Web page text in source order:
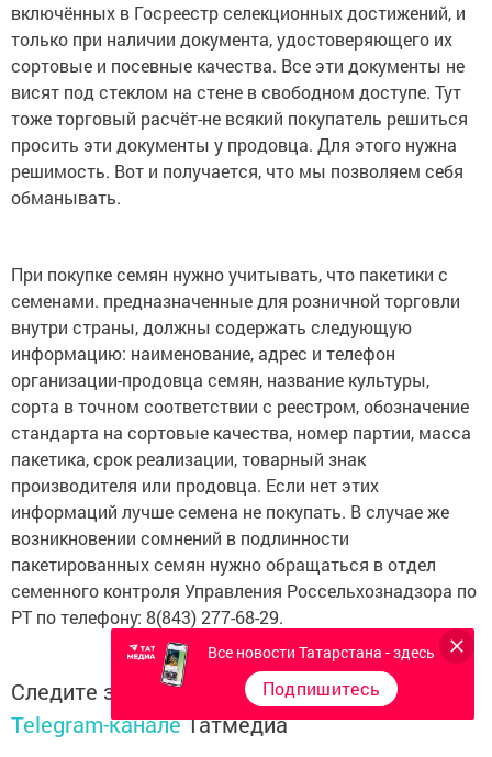
включённых в Госреестр селекционных достижений, и
только при наличии документа, удостоверяющего их
сортовые и посевные качества. Все эти документы не
висят под стеклом на стене в свободном доступе. Тут
тоже торговый расчёт-не всякий покупатель решиться
просить эти документы у продовца. Для этого нужна
решимость. Вот и получается, что мы позволяем себя
обманывать.
При покупке семян нужно учитывать, что пакетики с
семенами. предназначенные для розничной торговли
внутри страны, должны содержать следующую
информацию: наименование, адрес и телефон
организации-продовца семян, название культуры,
сорта в точном соответствии с реестром, обозначение
стандарта на сортовые качества, номер партии, масса
пакетика, срок реализации, товарный знак
производителя или продовца. Если нет этих
информаций лучше семена не покупать. В случае же
возникновении сомнений в подлинности
пакетированных семян нужно обращаться в отдел
семенного контроля Управления Россельхознадзора по
РТ по телефону: 8(843) 277-68-29.
Следите за самым важным и интересным в
Telegram-каналеТатмедиа
Все новости Татарстана - здесь
Подпишитесь